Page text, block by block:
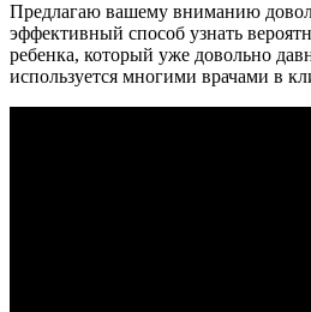
Предлагаю вашему вниманию
эффективный способ узнать
ребенка, который уже довольно
используется многими врачами в